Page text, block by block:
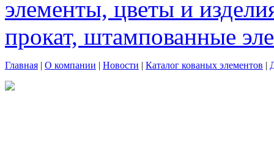
элементы, цветы и
прокат, штампованные
Главная | О компании | Новости | Каталог кованых элементов |